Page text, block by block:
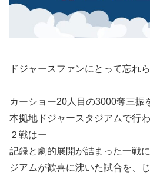
ドジャースファンにとって忘れ
カーショー20人目の3000奪三振
本拠地ドジャースタジアムで行
２戦はー
記録と劇的展開が詰まった一戦
ジアムが歓喜に沸いた試合を、